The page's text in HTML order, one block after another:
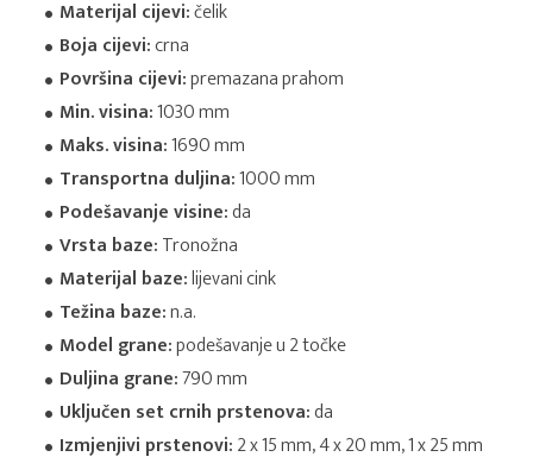
Materijal cijevi:čelik
Boja cijevi:crna
Površina cijevi:premazana prahom
Min. visina:1030 mm
Maks. visina:1690 mm
Transportna duljina:1000 mm
Podešavanje visine:da
Vrsta baze:Tronožna
Materijal baze:lijevani cink
Težina baze:n.a.
Model grane:podešavanje u 2 točke
Duljina grane:790 mm
Uključen set crnih prstenova:da
Izmjenjivi prstenovi:2 x 15 mm, 4 x 20 mm, 1 x 25 mm